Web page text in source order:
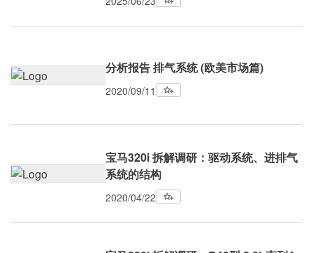
分析报告 排气系统 (欧美市场篇)
2020/09/11
宝马320i 拆解调研：驱动系统、进排气
系统的结构
2020/04/22